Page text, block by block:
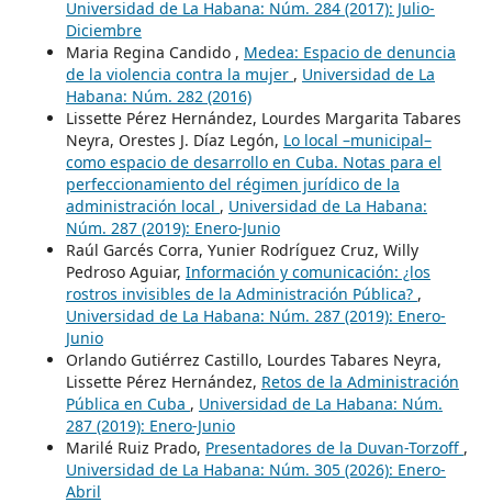
Universidad de La Habana: Núm. 284 (2017): Julio-
Diciembre
Maria Regina Candido , Medea: Espacio de denuncia
de la violencia contra la mujer , Universidad de La
Habana: Núm. 282 (2016)
Lissette Pérez Hernández, Lourdes Margarita Tabares
Neyra, Orestes J. Díaz Legón, Lo local –municipal–
como espacio de desarrollo en Cuba. Notas para el
perfeccionamiento del régimen jurídico de la
administración local , Universidad de La Habana:
Núm. 287 (2019): Enero-Junio
Raúl Garcés Corra, Yunier Rodríguez Cruz, Willy
Pedroso Aguiar, Información y comunicación: ¿los
rostros invisibles de la Administración Pública? ,
Universidad de La Habana: Núm. 287 (2019): Enero-
Junio
Orlando Gutiérrez Castillo, Lourdes Tabares Neyra,
Lissette Pérez Hernández, Retos de la Administración
Pública en Cuba , Universidad de La Habana: Núm.
287 (2019): Enero-Junio
Marilé Ruiz Prado, Presentadores de la Duvan-Torzoff ,
Universidad de La Habana: Núm. 305 (2026): Enero-
Abril